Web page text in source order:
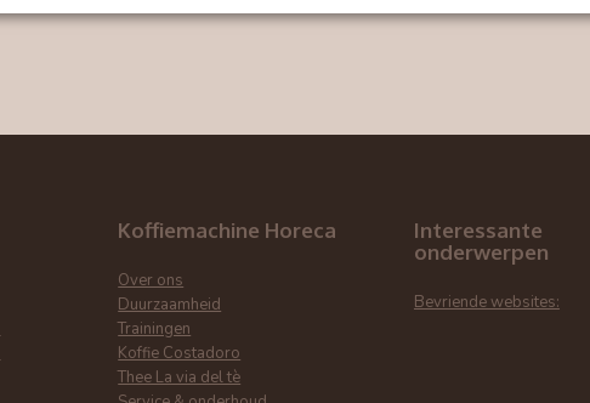
Koffiemachine Horeca
Over ons
Duurzaamheid
Trainingen
Koffie Costadoro
Thee La via del tè
Interessante
onderwerpen
Bevriende websites: